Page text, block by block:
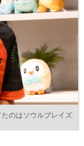
のはソウルブレイズ